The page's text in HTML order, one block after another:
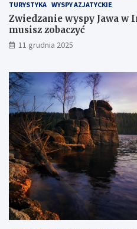
k
i
m
?
TURYSTYKA WYSPY AZJATYCKIE
Zwiedzanie wyspy Jawa
musisz zobaczyć
11 grudnia 2025